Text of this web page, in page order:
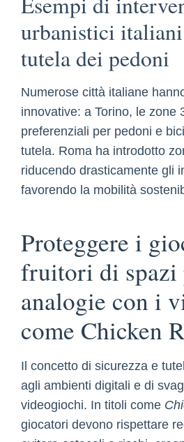
urbanistici
tutela dei pedoni
Numerose città italiane
innovative: a Torino, le zone
preferenziali per pedoni e
tutela. Roma ha introdotto
riducendo drasticamente gli
favorendo la mobilità
Proteggere i
fruitori di spazi
analogie con i
come Chicken
Il concetto di sicurezza e
agli ambienti digitali e di
videogiochi. In titoli come
giocatori devono rispettare